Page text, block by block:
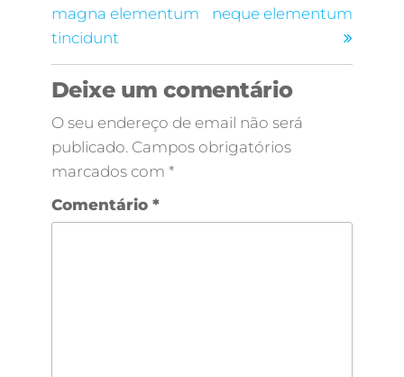
magna elementum
tincidunt
neque elementum
Deixe um comentário
O seu endereço de email não será
publicado. Campos obrigatórios
marcados com *
Comentário *